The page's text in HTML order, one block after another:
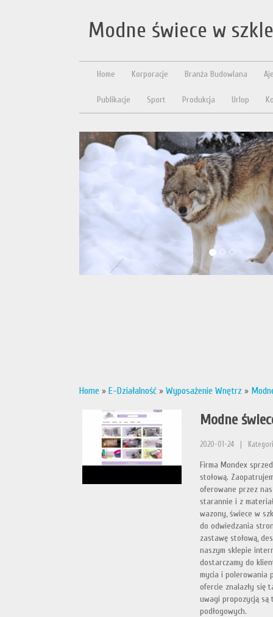
Modne świece w szkle
Home Korporacje Branża Budowlana
Publikacje Sport Produkcja Urlop
Home » E-Działalność » Wyposażenie Wnętrz »
Modne
2020-01-24
Firma Mondex
stołową.
oferowane przez
starannie i z
wazony, świece w
do odwiedzania
zastawę stołową,
naszym sklepie
dostarczamy do
mycia i polerowania
ofercie znalazły się
uwagi propozycją są
podłogowych.